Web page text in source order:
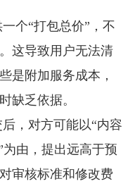
个“打包总价”，不
这导致用户无法清
是附加服务成本，
缺乏依据。
，对方可能以“内容
为由，提出远高于预
审核标准和修改费